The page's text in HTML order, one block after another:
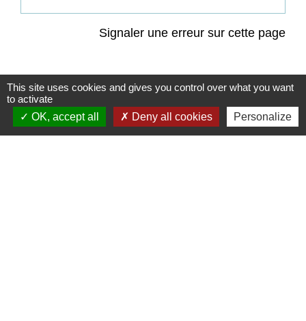
Signaler une erreur sur cette page
Contacts
This site uses cookies and gives you control over what you want
to activate
OK, accept all
Deny all cookies Personalize